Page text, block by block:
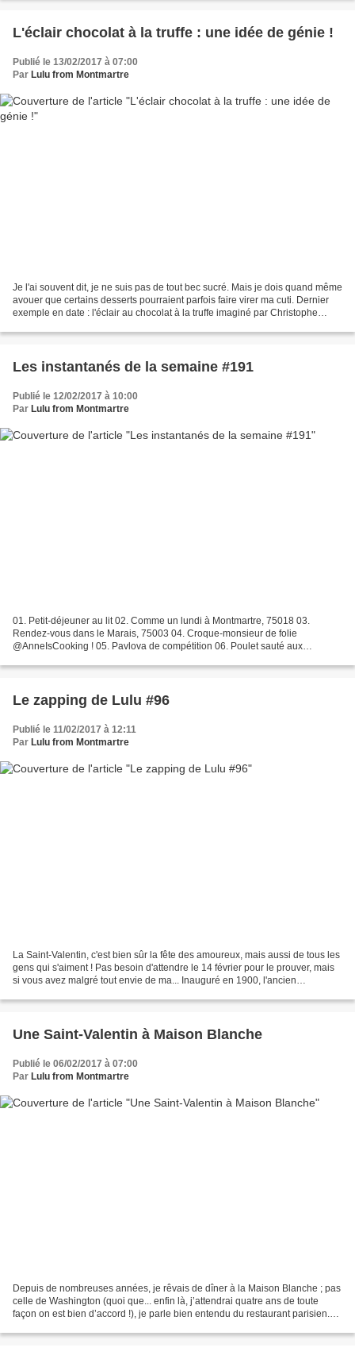
L'éclair chocolat à la truffe : une idée de génie !
Publié le 13/02/2017 à 07:00
Par Lulu from Montmartre
Je l'ai souvent dit, je ne suis pas de tout bec sucré. Mais je dois quand même
avouer que certains desserts pourraient parfois faire virer ma cuti. Dernier
exemple en date : l'éclair au chocolat à la truffe imaginé par Christophe
Les instantanés de la semaine #191
Publié le 12/02/2017 à 10:00
Par Lulu from Montmartre
01. Petit-déjeuner au lit 02. Comme un lundi à Montmartre, 75018 03.
Rendez-vous dans le Marais, 75003 04. Croque-monsieur de folie
@AnneIsCooking ! 05. Pavlova de compétition 06. Poulet sauté aux
Le zapping de Lulu #96
Publié le 11/02/2017 à 12:11
Par Lulu from Montmartre
La Saint-Valentin, c'est bien sûr la fête des amoureux, mais aussi de tous les
gens qui s'aiment ! Pas besoin d'attendre le 14 février pour le prouver, mais
si vous avez malgré tout envie de ma... Inauguré en 1900, l'ancien
Une Saint-Valentin à Maison Blanche
Publié le 06/02/2017 à 07:00
Par Lulu from Montmartre
Depuis de nombreuses années, je rêvais de dîner à la Maison Blanche ; pas
celle de Washington (quoi que... enfin là, j’attendrai quatre ans de toute
façon on est bien d’accord !), je parle bien entendu du restaurant parisien.